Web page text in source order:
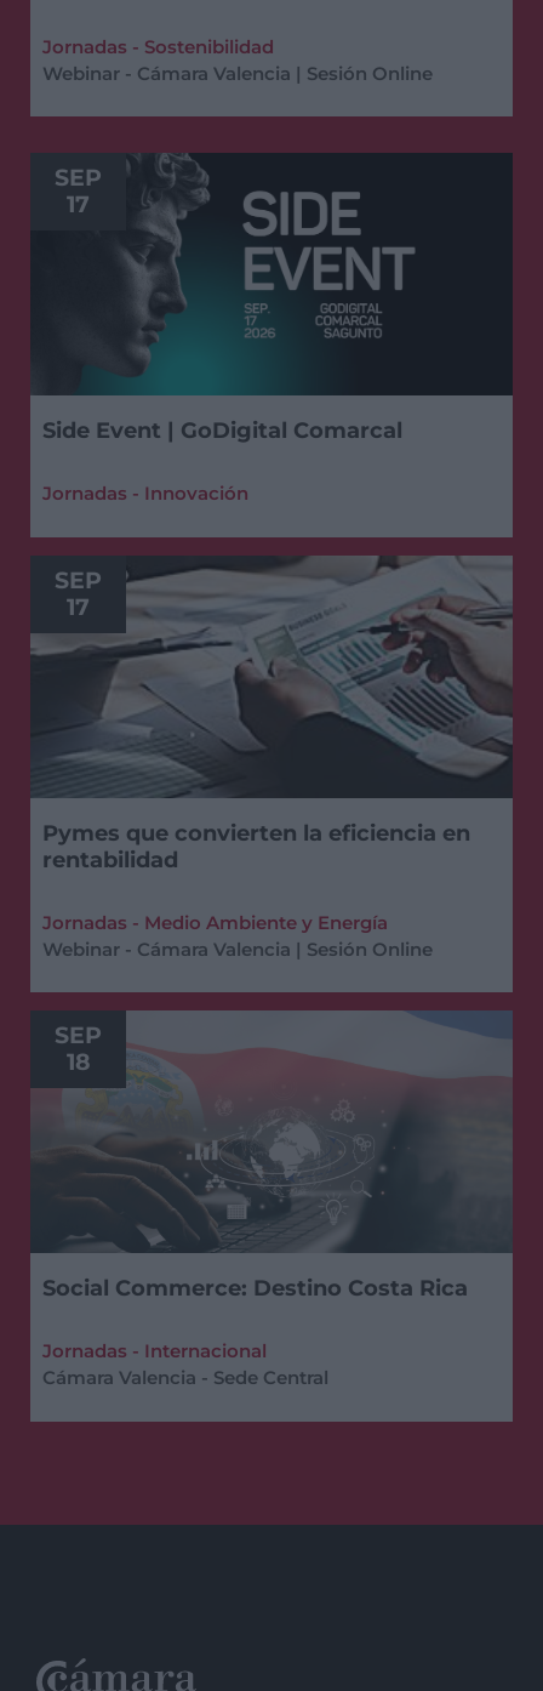
Jornadas - Sostenibilidad
Webinar - Cámara Valencia | Sesión Online
SEP
17
Side Event | GoDigital Comarcal
Jornadas - Innovación
SEP
17
Pymes que convierten la eficiencia en
rentabilidad
Jornadas - Medio Ambiente y Energía
Webinar - Cámara Valencia | Sesión Online
SEP
18
Social Commerce: Destino Costa Rica
Jornadas - Internacional
Cámara Valencia - Sede Central